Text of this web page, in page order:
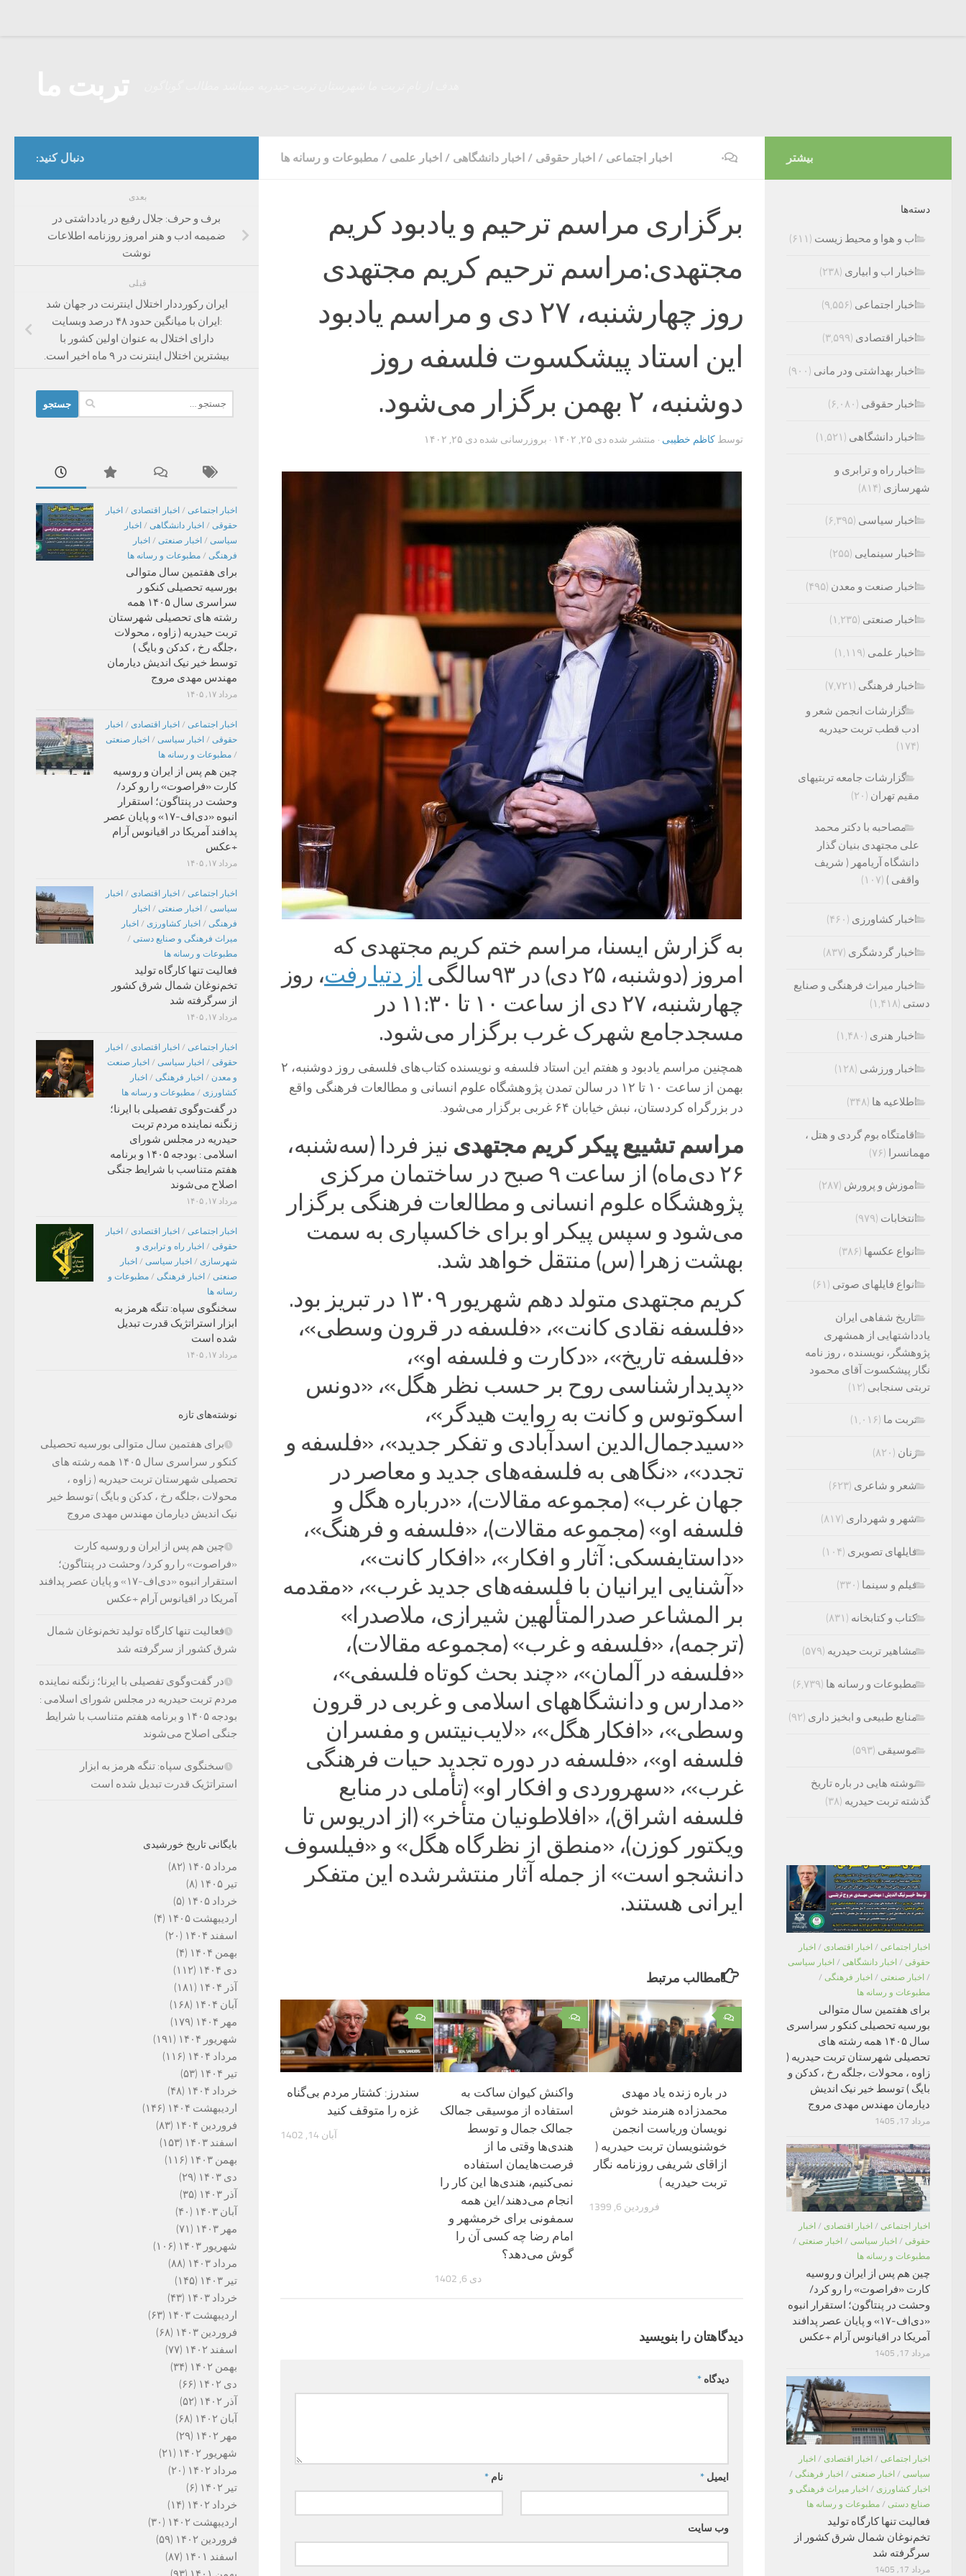
اخبار اجتماعی / اخبار حقوقی / اخبار دانشگاهی / اخبار علمی / مطبوعات و رسانه ها ۰
برگزاری مراسم ترحیم و یادبود کریم
مجتهدی:مراسم ترحیم کریم مجتهدی
روز چهارشنبه، ۲۷ دی و مراسم یادبود
این استاد پیشکسوت فلسفه روز
دوشنبه، ۲ بهمن برگزار می‌شود.
توسط کاظم خطیبی · منتشر شده دی ۲۵, ۱۴۰۲ · بروزرسانی شده دی ۲۵, ۱۴۰۲
به گزارش ایسنا، مراسم ختم کریم مجتهدی که
امروز (دوشنبه، ۲۵ دی) در ۹۳سالگی
از دتیا رفت، روز
چهارشنبه، ۲۷ دی از ساعت ۱۰ تا ۱۱:۳۰ در
مسجدجامع شهرک غرب برگزار می‌شود.
همچنین مراسم یادبود و هفتم این استاد فلسفه و نویسنده کتاب‌های فلسفی روز دوشنبه، ۲
بهمن از ساعت ۱۰ تا ۱۲ در سالن تمدن پژوهشگاه علوم انسانی و مطالعات فرهنگی واقع
در بزرگراه کردستان، نبش خیابان ۶۴ غربی برگزار می‌شود.
مراسم تشییع پیکر کریم مجتهدی نیز فردا (سه‌شنبه،
۲۶ دی‌ماه) از ساعت ۹ صبح در ساختمان مرکزی
پژوهشگاه علوم انسانی و مطالعات فرهنگی برگزار
می‌شود و سپس پیکر او برای خاکسپاری به سمت
بهشت زهرا (س) منتقل خواهد شد.
کریم مجتهدی متولد دهم شهریور ۱۳۰۹ در تبریز بود.
«فلسفه نقادی کانت»، «فلسفه در قرون وسطی»،
«فلسفه تاریخ»، «دکارت و فلسفه او»،
«پدیدارشناسی روح بر حسب نظر هگل»، «دونس
اسکوتوس و کانت به روایت هیدگر»،
«سیدجمال‌الدین اسدآبادی و تفکر جدید»، «فلسفه و
تجدد»، «نگاهی به فلسفه‌های جدید و معاصر در
جهان غرب» (مجموعه مقالات)، «درباره هگل و
فلسفه او» (مجموعه مقالات)، «فلسفه و فرهنگ»،
«داستایفسکی: آثار و افکار»، «افکار کانت»،
«آشنایی ایرانیان با فلسفه‌های جدید غرب»، «مقدمه
بر المشاعر صدرالمتألهین شیرازی، ملاصدرا»
(ترجمه)، «فلسفه و غرب» (مجموعه مقالات)،
«فلسفه در آلمان»، «چند بحث کوتاه فلسفی»،
«مدارس و دانشگاههای اسلامی و غربی در قرون
وسطی»، «افکار هگل»، «لایب‌نیتس و مفسران
فلسفه او»، «فلسفه در دوره تجدید حیات فرهنگی
غرب»، «سهروردی و افکار او» (تأملی در منابع
فلسفه اشراق)، «افلاطونیان متأخر» (از ادریوس تا
ویکتور کوزن)، «منطق از نظرگاه هگل» و «فیلسوف
دانشجو است» از جمله آثار منتشرشده این متفکر
ایرانی هستند.
مطالب مرتبط
۰
سندرز: کشتار مردم بی‌گناه
غزه را متوقف کنید
آبان 14, 1402
۰
واکنش کیوان ساکت به
استفاده از موسیقی جمالک
جمالک جمال و توسط
هندی‌ها وقتی ما از
فرصت‌هایمان استفاده
نمی‌کنیم، هندی‌ها این کار را
انجام می‌دهند/این همه
سمفونی برای خرمشهر و
امام رضا چه کسی آن را
گوش می‌دهد؟
دی 6, 1402
۰
در باره زنده یاد مهدی
محمدزاده هنرمند خوش
نویسان وریاست انجمن
خوشنویسان تربت حیدریه (
ازاقای شریفی روزنامه نگار
تربت حیدریه )
فروردین 6, 1399
دیدگاهتان را بنویسید
دیدگاه *
نام* ایمیل *
وب‌ سایت
دنبال کنید:
بعدی
برف و حرف: جلال رفیع در یادداشتی در
ضمیمه ادب و هنر امروز روزنامه اطلاعات
نوشت
قبلی
ایران رکورددار اختلال اینترنت در جهان شد
:ایران با میانگین حدود ۴۸ درصد وبسایت
دارای اختلال به عنوان اولین کشور با
بیشترین اختلال اینترنت در ۹ ماه اخیر است.
برای:
اخبار اجتماعی / اخبار اقتصادی / اخبار
حقوقی / اخبار دانشگاهی / اخبار
سیاسی / اخبار صنعتی / اخبار
فرهنگی / مطبوعات و رسانه ها
برای هفتمین سال متوالی
بورسیه تحصیلی کنکو ر
سراسری سال ۱۴۰۵ همه
رشته های تحصیلی شهرستان
تربت حیدریه ( زاوه ، محولات
،جلگه رخ ، کدکن و بایگ )
توسط خیر نیک اندیش دیارمان
مهندس مهدی مروج
مرداد ۱۷, ۱۴۰۵
اخبار اجتماعی / اخبار اقتصادی / اخبار
حقوقی / اخبار سیاسی / اخبار صنعتی
/ مطبوعات و رسانه ها
چین هم پس از ایران و روسیه
کارت «فراصوت» را رو کرد/
وحشت در پنتاگون؛ استقرار
انبوه «دی‌اف‑۱۷» و پایان عصر
پدافند آمریکا در اقیانوس آرام
+عکس
مرداد ۱۷, ۱۴۰۵
اخبار اجتماعی / اخبار اقتصادی / اخبار
سیاسی / اخبار صنعتی / اخبار
فرهنگی / اخبار کشاورزی / اخبار
میراث فرهنگی و صنایع دستی /
مطبوعات و رسانه ها
فعالیت تنها کارگاه تولید
تخم‌نوغان شمال شرق کشور
از سرگرفته شد
مرداد ۱۷, ۱۴۰۵
اخبار اجتماعی / اخبار اقتصادی / اخبار
حقوقی / اخبار سیاسی / اخبار صنعت
و معدن / اخبار فرهنگی / اخبار
کشاورزی / مطبوعات و رسانه ها
در گفت‌وگوی تفصیلی با ایرنا؛
زنگنه نماینده مردم تربت
حیدریه در مجلس شورای
اسلامی : بودجه ۱۴۰۵ و برنامه
هفتم متناسب با شرایط جنگی
اصلاح می‌شوند
مرداد ۱۷, ۱۴۰۵
اخبار اجتماعی / اخبار اقتصادی / اخبار
حقوقی / اخبار راه و ترابری و
شهرسازی / اخبار سیاسی / اخبار
صنعتی / اخبار فرهنگی / مطبوعات و
رسانه ها
سخنگوی سپاه: تنگه هرمز به
ابزار استراتژیک قدرت تبدیل
شده است
مرداد ۱۷, ۱۴۰۵
نوشته‌های تازه
برای هفتمین سال متوالی بورسیه تحصیلی
کنکو ر سراسری سال ۱۴۰۵ همه رشته های
تحصیلی شهرستان تربت حیدریه ( زاوه ،
محولات ،جلگه رخ ، کدکن و بایگ ) توسط خیر
نیک اندیش دیارمان مهندس مهدی مروج
چین هم پس از ایران و روسیه کارت
«فراصوت» را رو کرد/ وحشت در پنتاگون؛
استقرار انبوه «دی‌اف‑۱۷» و پایان عصر پدافند
آمریکا در اقیانوس آرام +عکس
فعالیت تنها کارگاه تولید تخم‌نوغان شمال
شرق کشور از سرگرفته شد
در گفت‌وگوی تفصیلی با ایرنا؛ زنگنه نماینده
مردم تربت حیدریه در مجلس شورای اسلامی :
بودجه ۱۴۰۵ و برنامه هفتم متناسب با شرایط
جنگی اصلاح می‌شوند
سخنگوی سپاه: تنگه هرمز به ابزار
استراتژیک قدرت تبدیل شده است
بایگانی تاریخ خورشیدی
مرداد ۱۴۰۵
(۸۲)
تیر ۱۴۰۵
(۸)
خرداد ۱۴۰۵
(۵)
اردیبهشت ۱۴۰۵
(۴)
اسفند ۱۴۰۴
(۲۰)
بهمن ۱۴۰۴
(۴)
دی ۱۴۰۴
(۱۱۲)
آذر ۱۴۰۴
(۱۸۱)
آبان ۱۴۰۴
(۱۶۸)
مهر ۱۴۰۴
(۱۷۹)
شهریور ۱۴۰۴
(۱۹۱)
مرداد ۱۴۰۴
(۱۱۶)
تیر ۱۴۰۴
(۵۳)
خرداد ۱۴۰۴
(۴۸)
اردیبهشت ۱۴۰۴
(۱۴۶)
فروردین ۱۴۰۴
(۸۳)
اسفند ۱۴۰۳
(۱۵۳)
بهمن ۱۴۰۳
(۱۱۶)
دی ۱۴۰۳
(۲۹)
آذر ۱۴۰۳
(۳۵)
آبان ۱۴۰۳
(۴۰)
مهر ۱۴۰۳
(۷۱)
شهریور ۱۴۰۳
(۱۰۶)
مرداد ۱۴۰۳
(۸۸)
تیر ۱۴۰۳
(۱۴۵)
خرداد ۱۴۰۳
(۴۳)
اردیبهشت ۱۴۰۳
(۶۳)
فروردین ۱۴۰۳
(۶۸)
اسفند ۱۴۰۲
(۷۷)
بهمن ۱۴۰۲
(۳۴)
دی ۱۴۰۲
(۶۶)
آذر ۱۴۰۲
(۵۲)
آبان ۱۴۰۲
(۶۸)
مهر ۱۴۰۲
(۲۹)
شهریور ۱۴۰۲
(۲۱)
مرداد ۱۴۰۲
(۲۰)
تیر ۱۴۰۲
(۶)
خرداد ۱۴۰۲
(۱۴)
اردیبهشت ۱۴۰۲
(۳۰)
فروردین ۱۴۰۲
(۵۹)
اسفند ۱۴۰۱
(۸۷)
بیشتر
دسته‌ها
اب و هوا و محیط زیست (۶۱۱)
اخبار اب و ابیاری (۲۳۸)
اخبار اجتماعی (۹,۵۵۶)
اخبار اقتصادی (۳,۵۹۹)
اخبار بهداشتی ودر مانی (۹۰۰)
اخبار حقوقی (۶,۰۸۰)
اخبار دانشگاهی (۱,۵۲۱)
اخبار راه و ترابری و
شهرسازی (۸۱۴)
اخبار سیاسی (۶,۳۹۵)
اخبار سینمایی (۲۵۵)
اخبار صنعت و معدن (۴۹۵)
اخبار صنعتی (۱,۲۳۵)
اخبار علمی (۱,۱۱۹)
اخبار فرهنگی (۷,۷۲۱)
گزارشات انجمن شعر و
ادب قطب تربت حیدریه
(۱۷۴)
گزارشات جامعه تربتیهای
مقیم تهران (۲۰)
مصاحبه با دکتر محمد
علی مجتهدی بنیان گذار
دانشگاه آریامهر ( شریف
واقفی ) (۱۰۷)
اخبار کشاورزی (۴۶۰)
اخبار گردشگری (۸۳۷)
اخبار میراث فرهنگی و صنایع
دستی (۱,۴۱۸)
اخبار هنری (۱,۴۸۰)
اخبار ورزشی (۱۲۸)
اطلاعیه ها (۳۴۸)
اقامتگاه بوم گردی و هتل ،
مهمانسرا (۷۶)
اموزش و پرورش (۲۸۷)
انتخابات (۹۷۹)
انواع عکسها (۳۸۶)
انواع فایلهای صوتی (۶۱)
تاریخ شفاهی ایران
یادداشتهایی از همشهری
پژوهشگر، نویسنده ، روز نامه
نگار پیشکسوت آقای محمود
تربتی سنجابی (۱۲)
تربت ما (۱,۰۱۶)
زنان (۸۲۰)
شعر و شاعری (۶۲۳)
شهر و شهرداری (۸۱۷)
فایلهای تصویری (۱۰۴)
فیلم و سینما (۳۳۰)
کتاب و کتابخانه (۸۳۱)
مشاهیر تربت حیدریه (۵۷۹)
مطبوعات و رسانه ها (۶,۷۳۹)
منابع طبیعی و ابخیز داری (۹۲)
موسیقی (۵۹۳)
نوشته هایی در باره تاریخ
گذشته تربت حیدریه (۳۸)
اخبار اجتماعی / اخبار اقتصادی / اخبار
حقوقی / اخبار دانشگاهی / اخبار سیاسی
/ اخبار صنعتی / اخبار فرهنگی /
مطبوعات و رسانه ها
برای هفتمین سال متوالی
بورسیه تحصیلی کنکو ر سراسری
سال ۱۴۰۵ همه رشته های
تحصیلی شهرستان تربت حیدریه (
زاوه ، محولات ،جلگه رخ ، کدکن و
بایگ ) توسط خیر نیک اندیش
دیارمان مهندس مهدی مروج
مرداد 17, 1405
اخبار اجتماعی / اخبار اقتصادی / اخبار
حقوقی / اخبار سیاسی / اخبار صنعتی /
مطبوعات و رسانه ها
چین هم پس از ایران و روسیه
کارت «فراصوت» را رو کرد/
وحشت در پنتاگون؛ استقرار انبوه
«دی‌اف‑۱۷» و پایان عصر پدافند
آمریکا در اقیانوس آرام +عکس
مرداد 17, 1405
اخبار اجتماعی / اخبار اقتصادی / اخبار
سیاسی / اخبار صنعتی / اخبار فرهنگی /
اخبار کشاورزی / اخبار میراث فرهنگی و
صنایع دستی / مطبوعات و رسانه ها
فعالیت تنها کارگاه تولید
تخم‌نوغان شمال شرق کشور از
سرگرفته شد
مرداد 17, 1405